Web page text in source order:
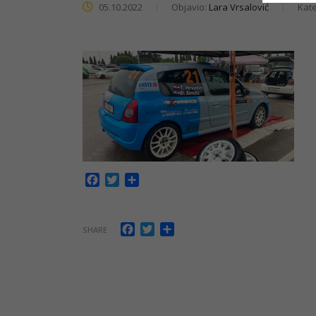
05.10.2022 Objavio: Lara Vrsalović
Facebook
Twitter
SHARE Facebook
Twitter